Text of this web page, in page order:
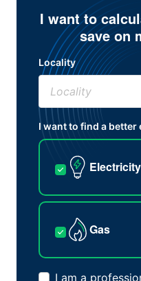
I want to
save on
Locality
I want to find a
Electricity
Gas
I am a